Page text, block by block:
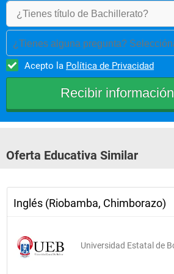
¿Tienes alguna pregunta?
Acepto la Política de Privacidad
Oferta Educativa Similar
Inglés (Riobamba, Chimborazo)
Universidad Estatal de